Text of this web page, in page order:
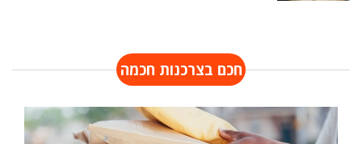
חכם בצרכנות חכמה